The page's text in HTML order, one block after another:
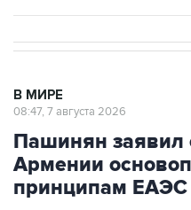
В МИРЕ
08:47, 7 августа 2026
Пашинян заявил
Армении
принципам ЕАЭС